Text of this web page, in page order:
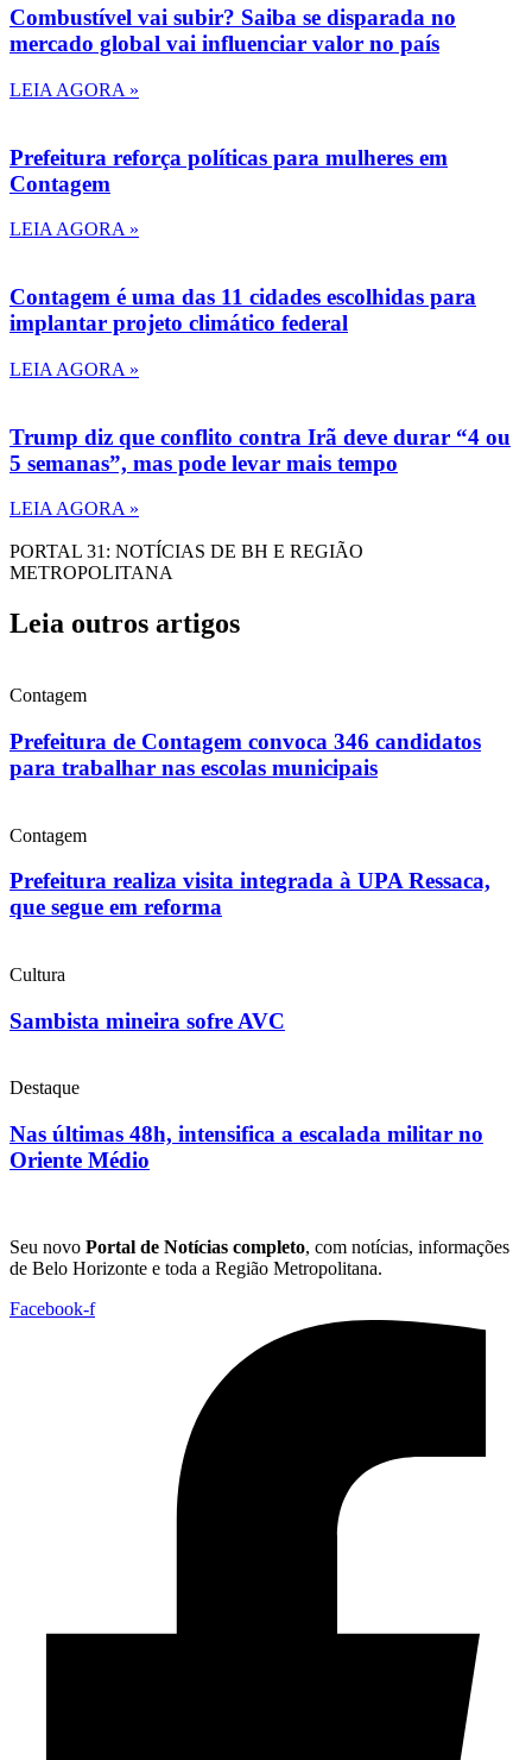
Combustível vai subir? Saiba se disparada no
mercado global vai influenciar valor no país
LEIA AGORA »
Prefeitura reforça políticas para mulheres em
Contagem
LEIA AGORA »
Contagem é uma das 11 cidades escolhidas para
implantar projeto climático federal
LEIA AGORA »
Trump diz que conflito contra Irã deve durar “4 ou
5 semanas”, mas pode levar mais tempo
LEIA AGORA »
PORTAL 31: NOTÍCIAS DE BH E REGIÃO
METROPOLITANA
Leia outros artigos
Contagem
Prefeitura de Contagem convoca 346 candidatos
para trabalhar nas escolas municipais
Contagem
Prefeitura realiza visita integrada à UPA Ressaca,
que segue em reforma
Cultura
Sambista mineira sofre AVC
Destaque
Nas últimas 48h, intensifica a escalada militar no
Oriente Médio
Seu novo Portal de Notícias completo, com notícias, informações
de Belo Horizonte e toda a Região Metropolitana.
Facebook-f